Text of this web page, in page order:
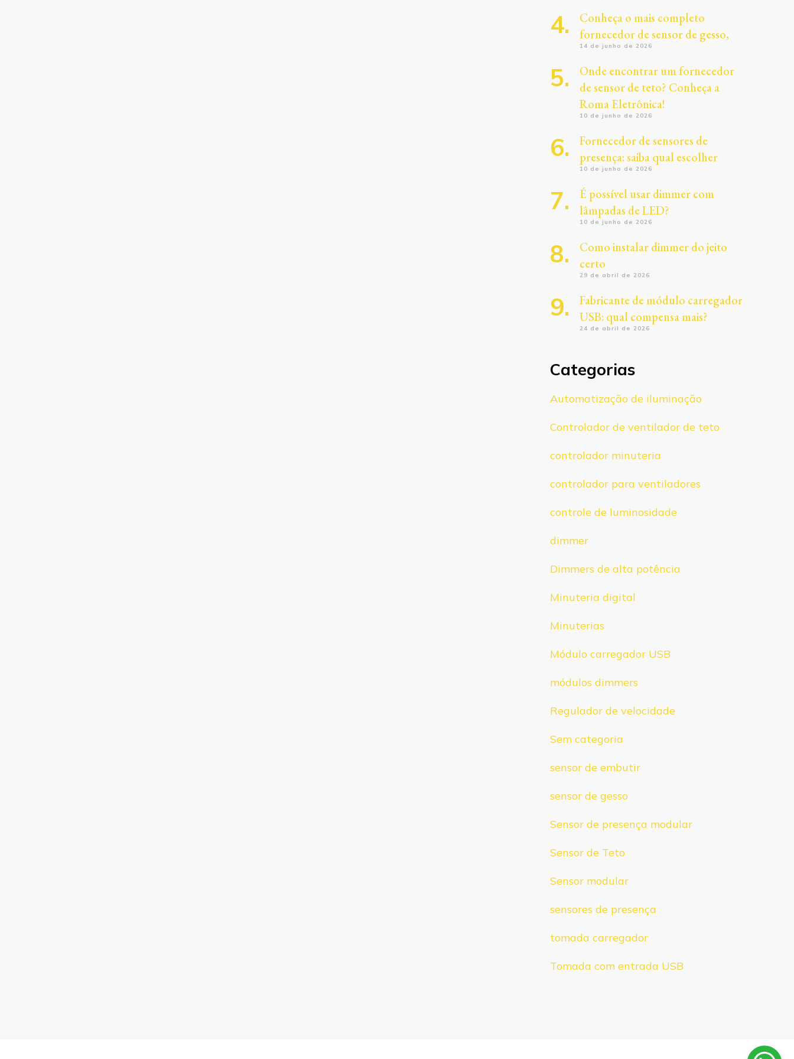
Conheça o mais completo
fornecedor de sensor de gesso,
14 de junho de 2026
Onde encontrar um fornecedor
de sensor de teto? Conheça a
Roma Eletrônica!
10 de junho de 2026
Fornecedor de sensores de
presença: saiba qual escolher
10 de junho de 2026
É possível usar dimmer com
lâmpadas de LED?
10 de junho de 2026
Como instalar dimmer do jeito
certo
29 de abril de 2026
Fabricante de módulo carregador
USB: qual compensa mais?
24 de abril de 2026
Categorias
Automatização de iluminação
Controlador de ventilador de teto
controlador minuteria
controlador para ventiladores
controle de luminosidade
dimmer
Dimmers de alta potência
Minuteria digital
Minuterias
Módulo carregador USB
módulos dimmers
Regulador de velocidade
Sem categoria
sensor de embutir
sensor de gesso
Sensor de presença modular
Sensor de Teto
Sensor modular
sensores de presença
tomada carregador
Tomada com entrada USB